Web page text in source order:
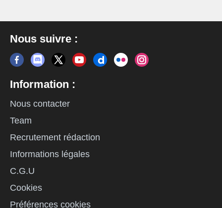
Nous suivre :
Information :
Nous contacter
Team
Recrutement rédaction
Informations légales
C.G.U
Cookies
Préférences cookies